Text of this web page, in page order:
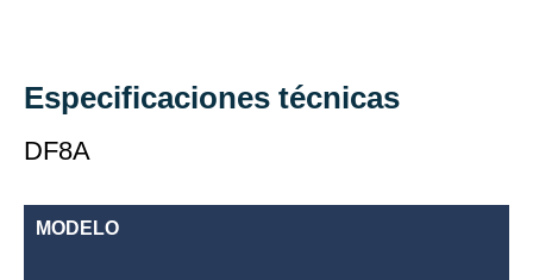
Especificaciones técnicas
DF8A
MODELO